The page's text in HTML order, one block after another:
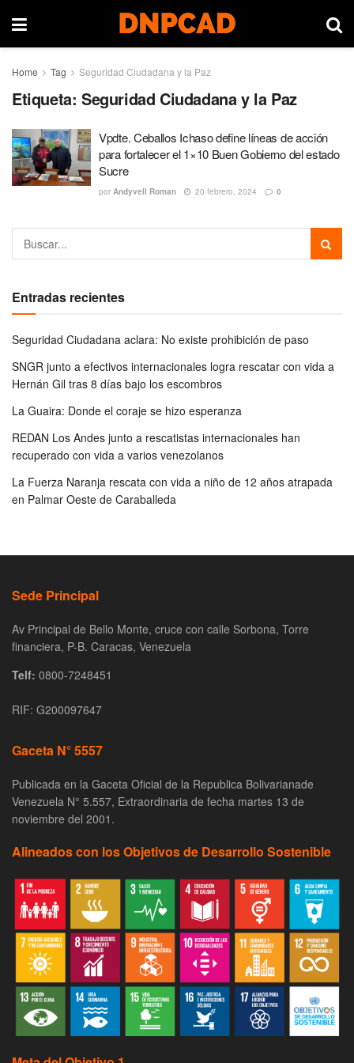
Home Tag Seguridad Ciudadana y la Paz
Etiqueta: Seguridad Ciudadana y la Paz
Vpdte. Ceballos Ichaso define líneas de acción
para fortalecer el 1×10 Buen Gobierno del estado
Sucre
por Andyvell Roman 20 febrero, 2024 0
Entradas recientes
Seguridad Ciudadana aclara: No existe prohibición de paso
SNGR junto a efectivos internacionales logra rescatar con vida a
Hernán Gil tras 8 días bajo los escombros
La Guaira: Donde el coraje se hizo esperanza
REDAN Los Andes junto a rescatistas internacionales han
recuperado con vida a varios venezolanos
La Fuerza Naranja rescata con vida a niño de 12 años atrapada
en Palmar Oeste de Caraballeda
Sede Principal
Av Principal de Bello Monte, cruce con calle Sorbona, Torre
financiera, P-B. Caracas, Venezuela
Telf: 0800-7248451
RIF: G200097647
Gaceta N° 5557
Publicada en la Gaceta Oficial de la Republica Bolivarianade
Venezuela N° 5.557, Extraordinaria de fecha martes 13 de
noviembre del 2001.
Alineados con los Objetivos de Desarrollo Sostenible